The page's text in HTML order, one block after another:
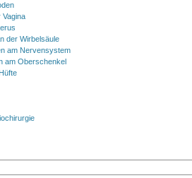
Vagina
der Wirbelsäule
am Nervensystem
am Oberschenkel